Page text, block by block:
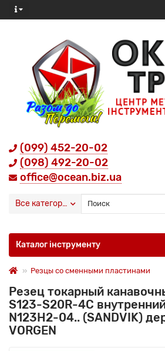
(099) 452-20-02
(098) 492-20-02
office@ocean.biz.ua
Все категории
Каталог інструменту
Резцы со сменными пластинами
Резец токарный
S123-S20R-4C
N123H2-04.. (SANDVIK)
VORGEN